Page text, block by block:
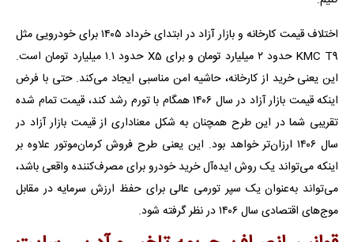
اختلاف قیمت کارخانه و بازار آزاد در ابتدای خرداد ۱۴۰۵ برای خودرویی مثل
KMC T9 حدود ۲ میلیارد تومان و برای X5 حدود ۱.۱ میلیارد تومان است.
این یعنی خرید از کارخانه، حاشیه امن مناسبی ایجاد می‌کند. حتی با فرض
اینکه قیمت بازار آزاد در سال ۱۴۰۶ همگام با تورم رشد کند، قیمت تمام شده
تقریبی شما در این طرح همچنان به شکل معناداری از قیمت بازار آزاد در
سال ۱۴۰۶ ارزان‌تر خواهد بود. این یعنی طرح فروش کرمان‌موتور علاوه بر
اینکه می‌تواند یک روش ایده‌آل خرید خودرو برای مصرف‌کننده واقعی باشد،
می‌تواند به‌عنوان یک سپر تورمی عالی برای حفظ ارزش سرمایه در مقابل
موج‌های اقتصادی سال ۱۴۰۶ در نظر گرفته شود.